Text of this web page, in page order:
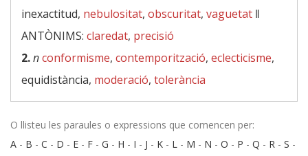
inexactitud, nebulositat, obscuritat, vaguetat ‖
ANTÒNIMS: claredat, precisió
2.nconformisme, contemporització, eclecticisme,
equidistància, moderació, tolerància
O llisteu les paraules o expressions que comencen per:
A - B - C - D - E - F - G - H - I - J - K - L - M - N - O - P - Q - R - S -